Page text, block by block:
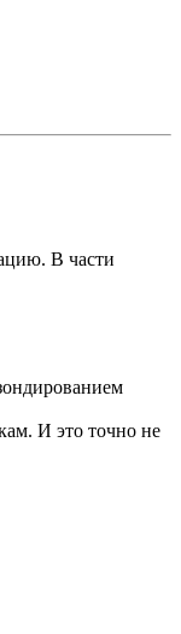
В части
И это точно не